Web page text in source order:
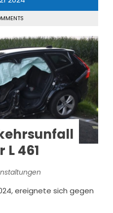
461
ereignete sich gegen